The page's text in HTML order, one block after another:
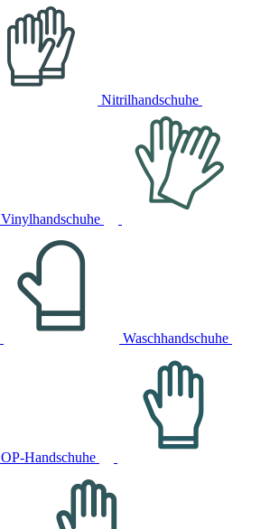
Nitrilhandschuhe
Vinylhandschuhe
Waschhandschuhe
OP-Handschuhe